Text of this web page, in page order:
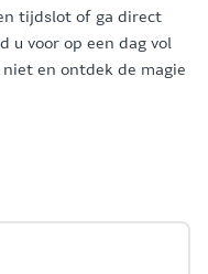
tijdslot of ga direct
u voor op een dag vol
en ontdek de magie